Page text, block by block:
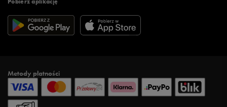
Metody płatności